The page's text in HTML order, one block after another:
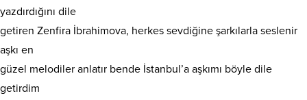
yazdırdığını dile
getiren Zenfira İbrahimova, herkes sevdiğine şarkılarla seslenir
aşkı en
güzel melodiler anlatır bende İstanbul’a aşkımı böyle dile
getirdim